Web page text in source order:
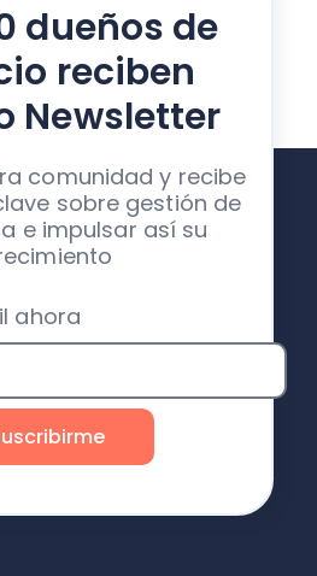
dueños de
reciben
Newsletter
comunidad y recibe
sobre gestión de
e impulsar así su
ahora